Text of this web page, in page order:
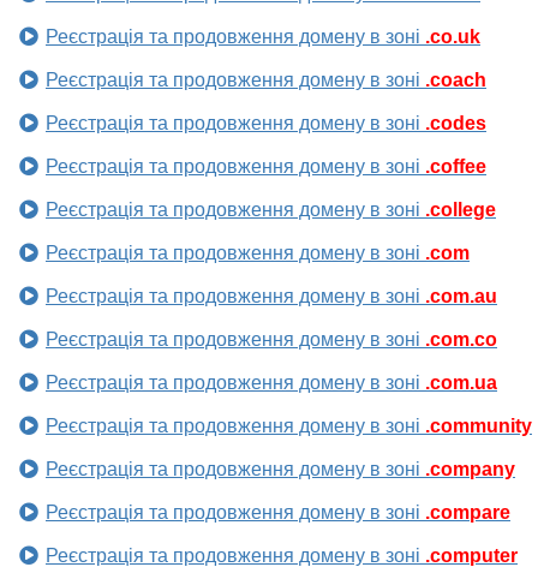
Реєстрація та продовження домену в зоні .co.uk
Реєстрація та продовження домену в зоні .coach
Реєстрація та продовження домену в зоні .codes
Реєстрація та продовження домену в зоні .coffee
Реєстрація та продовження домену в зоні .college
Реєстрація та продовження домену в зоні .com
Реєстрація та продовження домену в зоні .com.au
Реєстрація та продовження домену в зоні .com.co
Реєстрація та продовження домену в зоні .com.ua
Реєстрація та продовження домену в зоні .community
Реєстрація та продовження домену в зоні .company
Реєстрація та продовження домену в зоні .compare
Реєстрація та продовження домену в зоні .computer